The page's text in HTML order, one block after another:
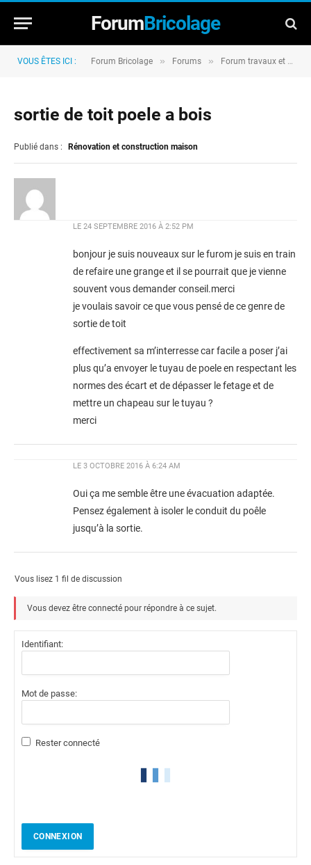
ForumBricolage
VOUS ÊTES ICI : Forum Bricolage » Forums » Forum travaux et rénovation
sortie de toit poele a bois
Publié dans : Rénovation et construction maison
LE 24 SEPTEMBRE 2016 À 2:52 PM
bonjour je suis nouveaux sur le furom je suis en train
de refaire une grange et il se pourrait que je vienne
souvent vous demander conseil.merci
je voulais savoir ce que vous pensé de ce genre de
sortie de toit
effectivement sa m’interresse car facile a poser j’ai
plus qu’a envoyer le tuyau de poele en respectant les
normes des écart et de dépasser le fetage et de
mettre un chapeau sur le tuyau ?
merci
LE 3 OCTOBRE 2016 À 6:24 AM
Oui ça me semble être une évacuation adaptée.
Pensez également à isoler le conduit du poêle
jusqu’à la sortie.
Vous lisez 1 fil de discussion
Vous devez être connecté pour répondre à ce sujet.
Identifiant:
Mot de passe:
Rester connecté
CONNEXION